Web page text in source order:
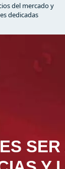
del mercado y
dedicadas